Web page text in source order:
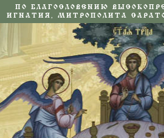
ПО БЛАГОСЛОВЕНИЮ
ИГНАТИЯ, МИТРОПОЛИТА